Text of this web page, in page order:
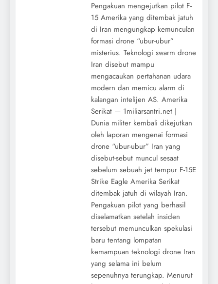
Pengakuan mengejutkan pilot F-
15 Amerika yang ditembak jatuh
di Iran mengungkap kemunculan
formasi drone “ubur-ubur”
misterius. Teknologi swarm drone
Iran disebut mampu
mengacaukan pertahanan udara
modern dan memicu alarm di
kalangan intelijen AS. Amerika
Serikat — 1miliarsantri.net |
Dunia militer kembali dikejutkan
oleh laporan mengenai formasi
drone “ubur-ubur” Iran yang
disebut-sebut muncul sesaat
sebelum sebuah jet tempur F-15E
Strike Eagle Amerika Serikat
ditembak jatuh di wilayah Iran.
Pengakuan pilot yang berhasil
diselamatkan setelah insiden
tersebut memunculkan spekulasi
baru tentang lompatan
kemampuan teknologi drone Iran
yang selama ini belum
sepenuhnya terungkap. Menurut